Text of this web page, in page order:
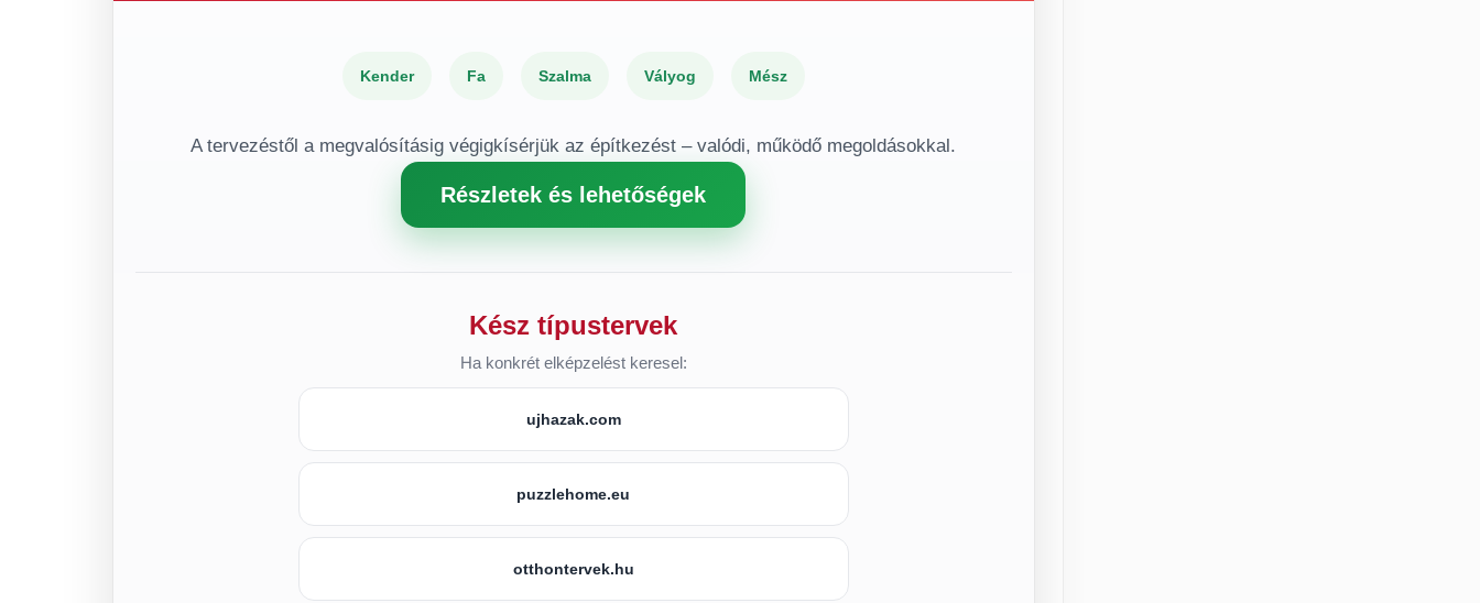
Kender Fa Szalma Vályog Mész
A tervezéstől a megvalósításig végigkísérjük az építkezést – valódi, működő megoldásokkal.
Részletek és lehetőségek
Kész típustervek
Ha konkrét elképzelést keresel:
ujhazak.com
puzzlehome.eu
otthontervek.hu